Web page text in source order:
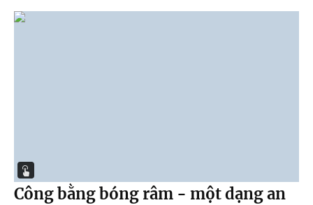
Công bằng bóng râm - một dạng an